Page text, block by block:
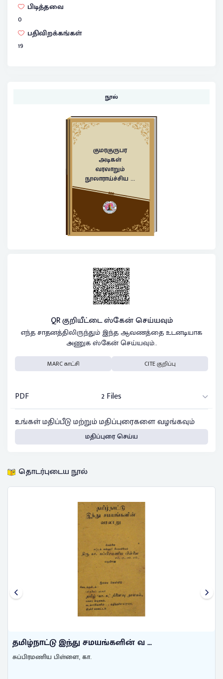
பிடித்தவை
0
பதிவிறக்கங்கள்
19
நூல்
குமரகுருபர
அடிகள்
வரலாறும்
நூலாராய்ச்சிய ...
QR குறியீட்டை ஸ்கேன் செய்யவும்
எந்த சாதனத்திலிருந்தும் இந்த ஆவணத்தை உடனடியாக
அணுக ஸ்கேன் செய்யவும்..
MARC காட்சி CITE குறிப்பு
PDF
2 Files
உங்கள் மதிப்பீடு மற்றும் மதிப்புரைகளை வழங்கவும்
மதிப்புரை செய்ய
தொடர்புடைய நூல்
தமிழ்நாட்டு இந்து சமயங்களின் வ ...
சுப்பிரமணிய பிள்ளை, கா.